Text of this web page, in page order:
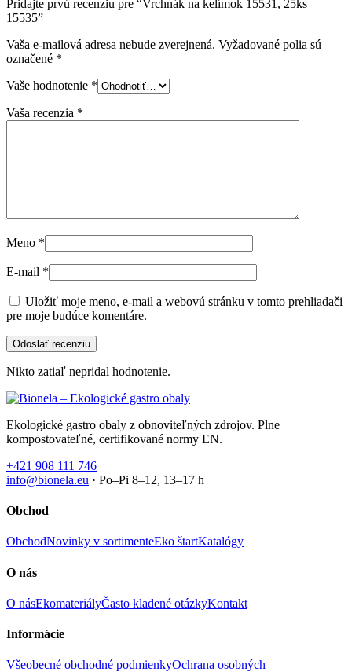
Pridajte prvú recenziu pre “Vrchnák na kelímok 15531, 25ks
15535”
Vaša e-mailová adresa nebude zverejnená. Vyžadované polia sú
označené *
Vaše hodnotenie *
Vaša recenzia *
Meno *
E-mail *
Uložiť moje meno, e-mail a webovú stránku v tomto prehliadači
pre moje budúce komentáre.
Nikto zatiaľ nepridal hodnotenie.
Ekologické gastro obaly z obnoviteľných zdrojov. Plne
kompostovateľné, certifikované normy EN.
+421 908 111 746
info@bionela.eu · Po–Pi 8–12, 13–17 h
Obchod
ObchodNovinky v sortimenteEko štartKatalógy
O nás
O násEkomateriályČasto kladené otázkyKontakt
Informácie
Všeobecné obchodné podmienkyOchrana osobných